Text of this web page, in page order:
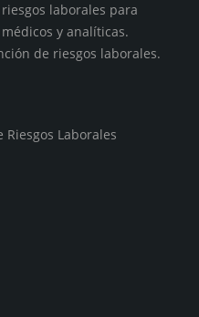
laborales para
y analíticas.
de riesgos laborales.
Riesgos Laborales